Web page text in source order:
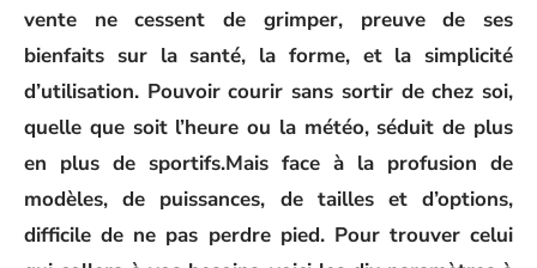
vente ne cessent de grimper, preuve de ses
bienfaits sur la santé, la forme, et la simplicité
d’utilisation. Pouvoir courir sans sortir de chez soi,
quelle que soit l’heure ou la météo, séduit de plus
en plus de sportifs.Mais face à la profusion de
modèles, de puissances, de tailles et d’options,
difficile de ne pas perdre pied. Pour trouver celui